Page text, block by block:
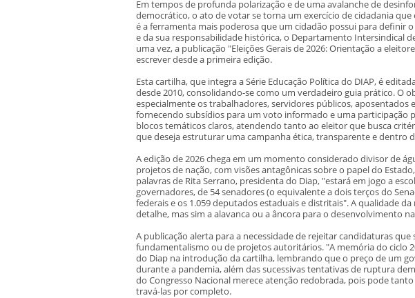
Em tempos de profunda polarização e de uma avalanche de
democrático, o ato de votar se torna um exercício de cidadania
é a ferramenta mais poderosa que um cidadão possui para definir
e da sua responsabilidade histórica, o Departamento Intersindical
uma vez, a publicação "Eleições Gerais de 2026: Orientação a
escrever desde a primeira edição.
Esta cartilha, que integra a Série Educação Política do DIAP, é
desde 2010, consolidando-se como um verdadeiro guia prático. O
especialmente os trabalhadores, servidores públicos, aposentados
fornecendo subsídios para um voto informado e uma participação
blocos temáticos claros, atendendo tanto ao eleitor que busca
que deseja estruturar uma campanha ética, transparente e dentro
A edição de 2026 chega em um momento considerado divisor de
projetos de nação, com visões antagônicas sobre o papel do
palavras de Rita Serrano, presidenta do Diap, "estará em jogo a
governadores, de 54 senadores (o equivalente a dois terços do
federais e os 1.059 deputados estaduais e distritais". A qualidade
detalhe, mas sim a alavanca ou a âncora para o desenvolvimento
A publicação alerta para a necessidade de rejeitar candidaturas
fundamentalismo ou de projetos autoritários. "A memória do ciclo
do Diap na introdução da cartilha, lembrando que o preço de um
durante a pandemia, além das sucessivas tentativas de ruptura
do Congresso Nacional merece atenção redobrada, pois pode
travá-las por completo.